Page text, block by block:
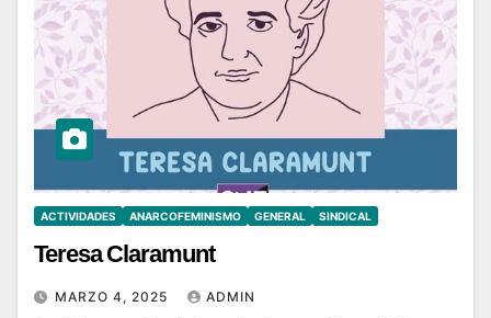
ACTIVIDADES ANARCOFEMINISMO GENERAL SINDICAL
Teresa Claramunt
MARZO 4, 2025 ADMIN